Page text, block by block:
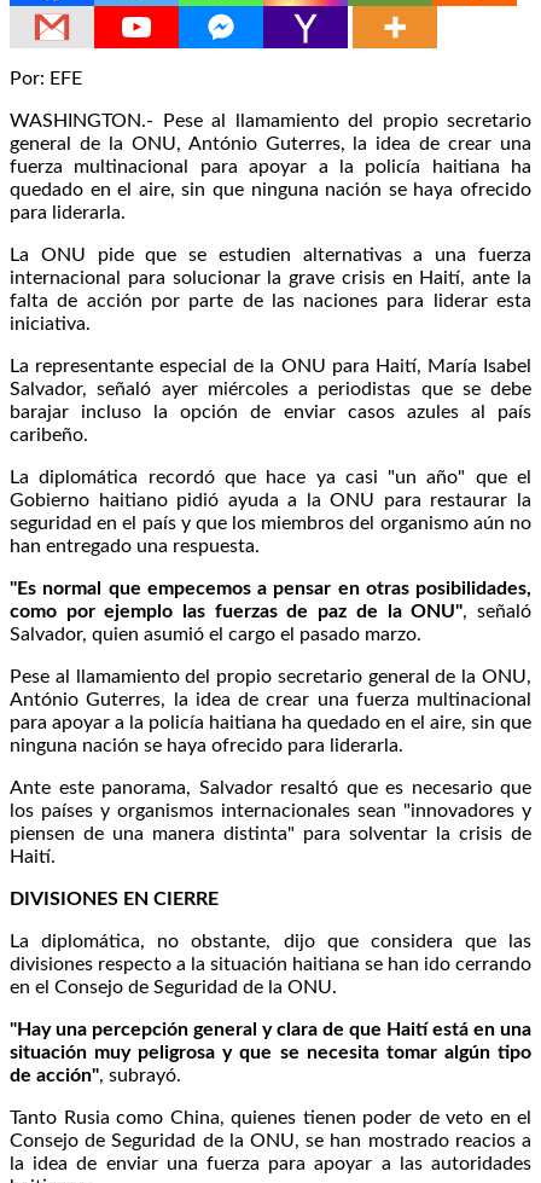
Por: EFE
WASHINGTON.- Pese al llamamiento del propio secretario
general de la ONU, António Guterres, la idea de crear una
fuerza multinacional para apoyar a la policía haitiana ha
quedado en el aire, sin que ninguna nación se haya ofrecido
para liderarla.
La ONU pide que se estudien alternativas a una fuerza
internacional para solucionar la grave crisis en Haití, ante la
falta de acción por parte de las naciones para liderar esta
iniciativa.
La representante especial de la ONU para Haití, María Isabel
Salvador, señaló ayer miércoles a periodistas que se debe
barajar incluso la opción de enviar casos azules al país
caribeño.
La diplomática recordó que hace ya casi "un año" que el
Gobierno haitiano pidió ayuda a la ONU para restaurar la
seguridad en el país y que los miembros del organismo aún no
han entregado una respuesta.
"Es normal que empecemos a pensar en otras posibilidades,
como por ejemplo las fuerzas de paz de la ONU", señaló
Salvador, quien asumió el cargo el pasado marzo.
Pese al llamamiento del propio secretario general de la ONU,
António Guterres, la idea de crear una fuerza multinacional
para apoyar a la policía haitiana ha quedado en el aire, sin que
ninguna nación se haya ofrecido para liderarla.
Ante este panorama, Salvador resaltó que es necesario que
los países y organismos internacionales sean "innovadores y
piensen de una manera distinta" para solventar la crisis de
Haití.
DIVISIONES EN CIERRE
La diplomática, no obstante, dijo que considera que las
divisiones respecto a la situación haitiana se han ido cerrando
en el Consejo de Seguridad de la ONU.
"Hay una percepción general y clara de que Haití está en una
situación muy peligrosa y que se necesita tomar algún tipo
de acción", subrayó.
Tanto Rusia como China, quienes tienen poder de veto en el
Consejo de Seguridad de la ONU, se han mostrado reacios a
la idea de enviar una fuerza para apoyar a las autoridades